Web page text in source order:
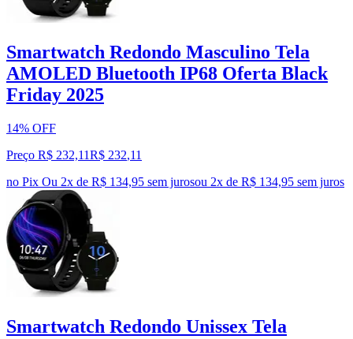
Smartwatch Redondo Masculino Tela
AMOLED Bluetooth IP68 Oferta Black
Friday 2025
14% OFF
Preço R$ 232,11R$ 232,11
no Pix Ou 2x de R$ 134,95 sem jurosou 2x de R$ 134,95 sem juros
Smartwatch Redondo Unissex Tela